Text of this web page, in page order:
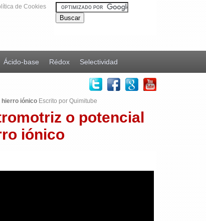
de Cookies
Ácido-base Rédox Selectividad
hierro iónicoEscrito por Quimitube
o potencial
iónico